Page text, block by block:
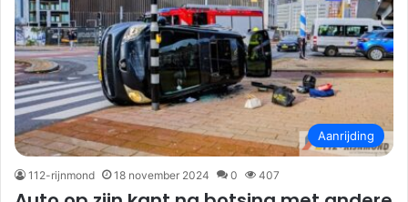
Aanrijding
112-rijnmond 18 november 2024 0 407